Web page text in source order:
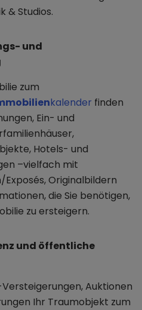
& Studios.
und
zum
kalender finden
Ein- und
Hotels- und
–vielfach mit
Originalbildern
die Sie benötigen,
zu ersteigern.
und öffentliche
Auktionen
Ihr Traumobjekt zum